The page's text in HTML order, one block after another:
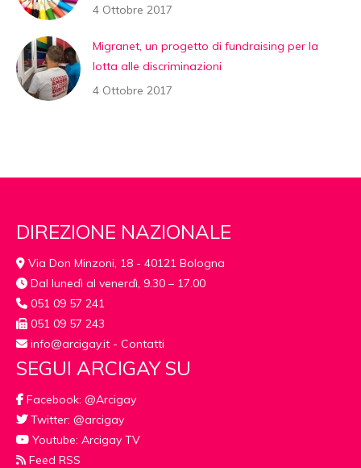
4 Ottobre 2017
Migranet, un progetto di fundraising per la
lotta alle discriminazioni
4 Ottobre 2017
DIREZIONE NAZIONALE
Via Don Minzoni, 18 - 40121 Bologna
Dal lunedì al venerdì, 9.30 – 17.00
051 09 57 241
051 09 57 243
info@arcigay.it - Contatti
SEGUI ARCIGAY SU
Facebook: @Arcigay
Twitter: @arcigay
Youtube: Arcigay TV
Feed RSS